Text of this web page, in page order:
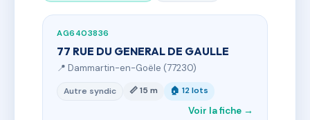
AG6403836
77 RUE DU GENERAL DE GAULLE
📍 Dammartin-en-Goële (77230)
Autre syndic 📏 15 m 🏠 12 lots
Voir la fiche →